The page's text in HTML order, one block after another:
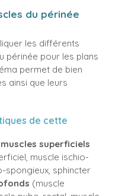
du périnée
les différents
périnée pour les plans
permet de bien
ainsi que leurs
de cette
muscles superficiels
muscle ischio-
spongieux, sphincter
(muscle